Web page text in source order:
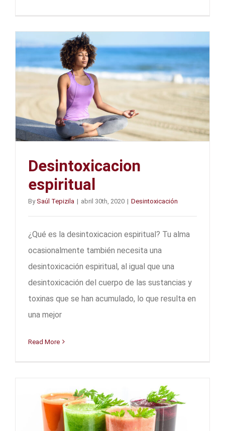
Desintoxicacion
espiritual
BySaúl Tepizila | abril 30th, 2020 | Desintoxicación
¿Qué es la desintoxicacion espiritual? Tu alma
ocasionalmente también necesita una
desintoxicación espiritual, al igual que una
desintoxicación del cuerpo de las sustancias y
toxinas que se han acumulado, lo que resulta en
una mejor
Read More